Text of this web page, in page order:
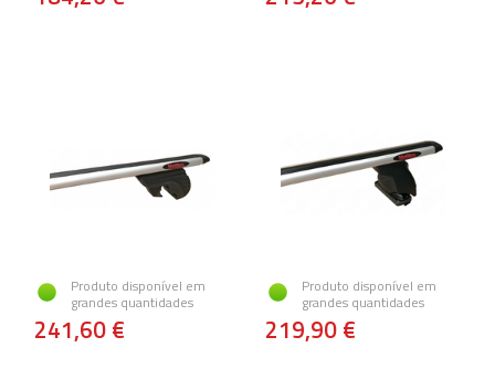
Produto disponível em
grandes quantidades
241,60 €
Produto disponível em
grandes quantidades
219,90 €